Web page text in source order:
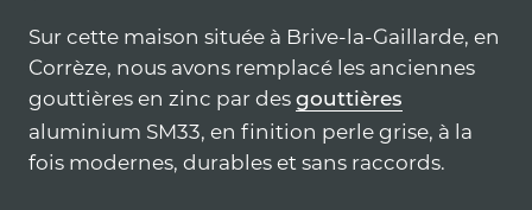
Sur cette maison située à Brive-la-Gaillarde, en
Corrèze, nous avons remplacé les anciennes
gouttières en zinc par des gouttières
aluminium SM33, en finition perle grise, à la
fois modernes, durables et sans raccords.